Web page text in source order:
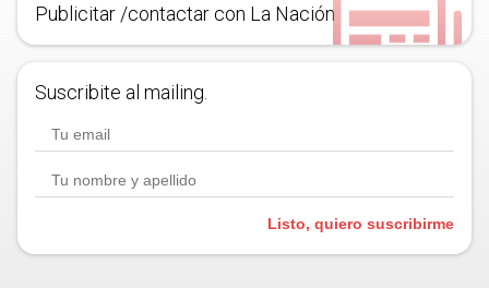
Publicitar /contactar con La Nación
Suscribite al mailing.
Listo, quiero suscribirme